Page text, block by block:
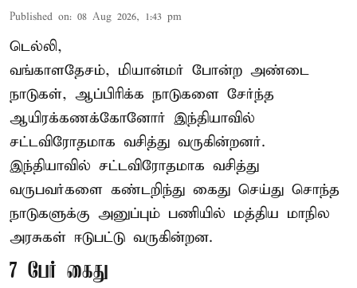
Published on: 08 Aug 2026, 1:43 pm
டெல்லி,
வங்காளதேசம், மியான்மர் போன்ற அண்டை
நாடுகள், ஆப்பிரிக்க நாடுகளை சேர்ந்த
ஆயிரக்கணக்கோனோர் இந்தியாவில்
சட்டவிரோதமாக வசித்து வருகின்றனர்.
இந்தியாவில் சட்டவிரோதமாக வசித்து
வருபவர்களை கண்டறிந்து கைது செய்து சொந்த
நாடுகளுக்கு அனுப்பும் பணியில் மத்திய மாநில
அரசுகள் ஈடுபட்டு வருகின்றன.
7 பேர் கைது